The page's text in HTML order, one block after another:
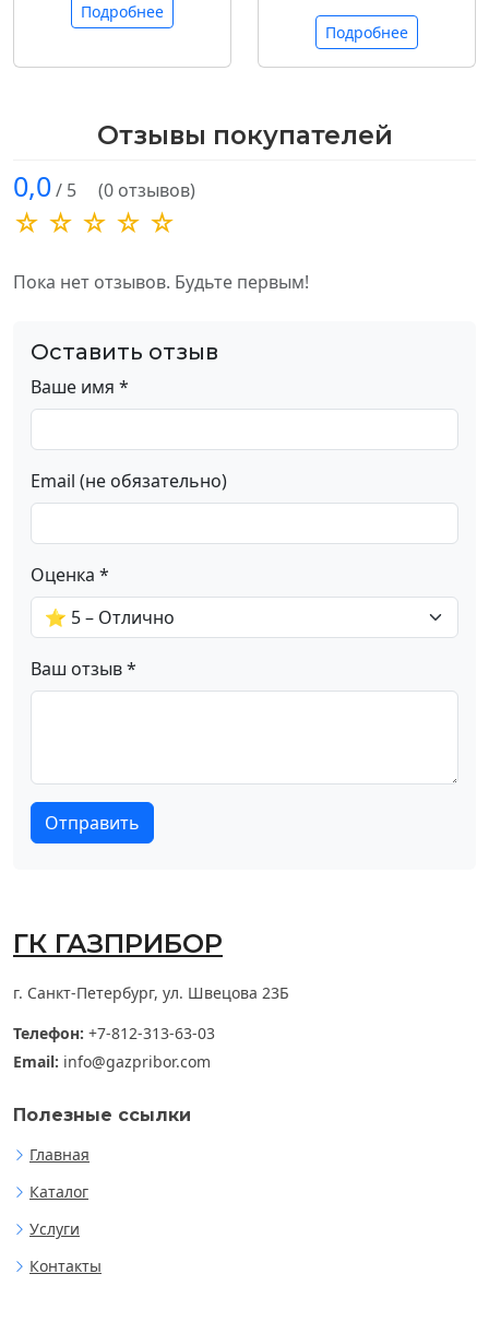
Подробнее
Подробнее
Отзывы покупателей
0,0/ 5 (0 отзывов)
☆ ☆ ☆ ☆ ☆
Пока нет отзывов. Будьте первым!
Оставить отзыв
Ваше имя *
Email (не обязательно)
Оценка *
Ваш отзыв *
Отправить
ГК ГАЗПРИБОР
г. Санкт-Петербург, ул. Швецова 23Б
Телефон: +7-812-313-63-03
Email: info@gazpribor.com
Полезные ссылки
Главная
Каталог
Услуги
Контакты